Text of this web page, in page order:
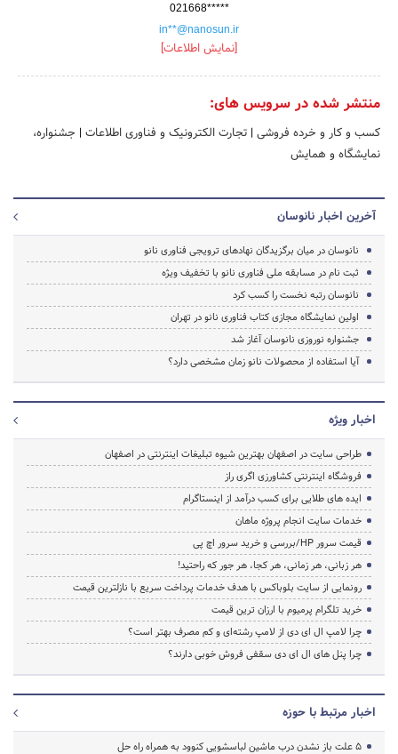
021668*****
in**@nanosun.ir
[نمایش اطلاعات]
منتشر شده در سرویس های:
کسب و کار و خرده فروشی | تجارت الکترونیک و فناوری اطلاعات | جشنواره،
نمایشگاه و همایش
آخرین اخبار نانوسان
نانوسان در میان برگزیدگان نهادهای ترویجی فناوری نانو
ثبت نام در مسابقه ملی فناوری نانو با تخفیف ویژه
نانوسان رتبه نخست را کسب کرد
اولین نمایشگاه مجازی کتاب فناوری نانو در تهران
جشنواره نوروزی نانوسان آغاز شد
آیا استفاده از محصولات نانو زمان مشخصی دارد؟
اخبار ویژه
طراحی سایت در اصفهان بهترین شیوه تبلیغات اینترنتی در اصفهان
فروشگاه اینترنتی کشاورزی اگری راز
ایده های طلایی برای کسب درآمد از اینستاگرام
خدمات سایت انجام پروژه ماهان
قیمت سرور HP/بررسی و خرید سرور اچ پی
هر زبانی، هر زمانی، هر کجا، هر جور که راحتید!
رونمایی از سایت بلوباکس با هدف خدمات پرداخت سریع با نازلترین قیمت
خرید تلگرام پرمیوم با ارزان ترین قیمت
چرا لامپ ال ای دی از لامپ رشته‌ای و کم مصرف بهتر است؟
چرا پنل های ال ای دی سقفی فروش خوبی دارند؟
اخبار مرتبط با حوزه
5 علت باز نشدن درب ماشین لباسشویی کنوود به همراه راه حل